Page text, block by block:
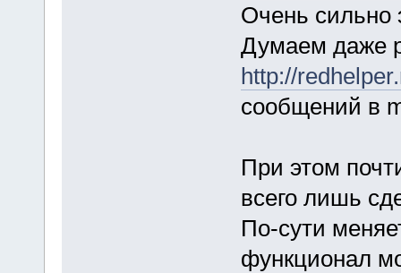
Очень сильно
Думаем даже
http://
сообщений в
При этом
всего лишь
По-сути
функционал